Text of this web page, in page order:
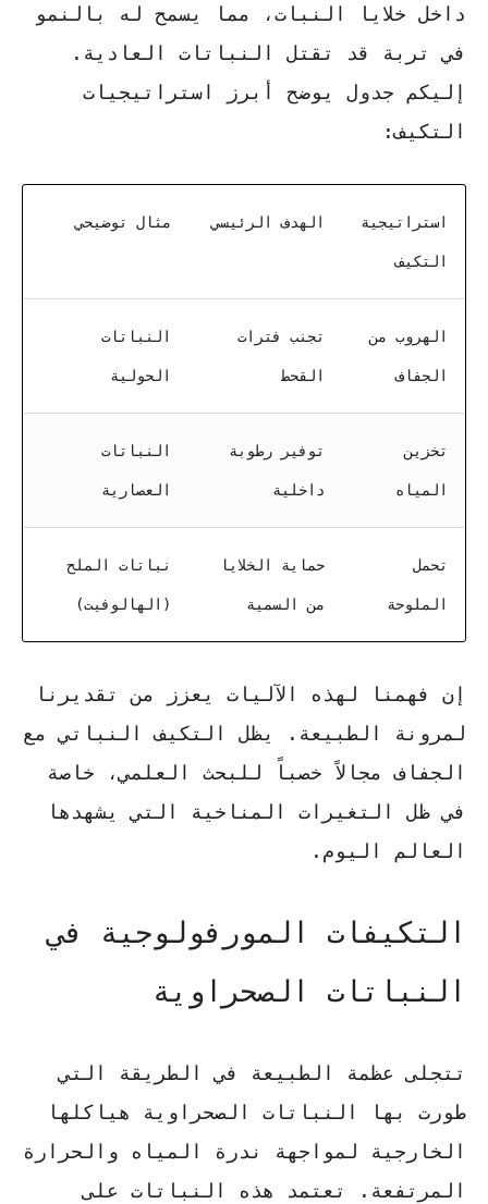
داخل خلايا النبات، مما يسمح له بالنمو
في تربة قد تقتل النباتات العادية.
إليكم جدول يوضح أبرز استراتيجيات
التكيف:
استراتيجية
التكيف
الهدف الرئيسي مثال توضيحي
الهروب من
الجفاف
تجنب فترات
القحط
النباتات
الحولية
تخزين
المياه
توفير رطوبة
داخلية
النباتات
العصارية
تحمل
الملوحة
حماية الخلايا
من السمية
نباتات الملح
(الهالوفيت)
إن فهمنا لهذه الآليات يعزز من تقديرنا
لمرونة الطبيعة. يظل
التكيف النباتي مع
الجفافمجالاً خصباً للبحث العلمي، خاصة
في ظل التغيرات المناخية التي يشهدها
العالم اليوم.
التكيفات المورفولوجية في
النباتات الصحراوية
تتجلى عظمة الطبيعة في الطريقة التي
طورت بها
النباتات الصحراوية هياكلها
الخارجية لمواجهة ندرة المياه والحرارة
المرتفعة. تعتمد هذه النباتات على